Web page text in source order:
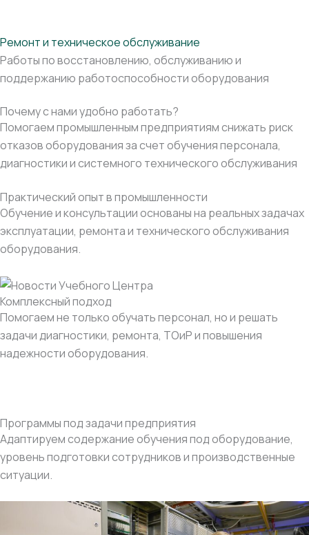
Ремонт и техническое обслуживание
Работы по восстановлению, обслуживанию и
поддержанию работоспособности оборудования
Почему с нами удобно работать?
Помогаем промышленным предприятиям снижать риск
отказов оборудования за счет обучения персонала,
диагностики и системного технического обслуживания
Практический опыт в промышленности
Обучение и консультации основаны на реальных задачах
эксплуатации, ремонта и технического обслуживания
оборудования.
Комплексный подход
Помогаем не только обучать персонал, но и решать
задачи диагностики, ремонта, ТОиР и повышения
надежности оборудования.
Программы под задачи предприятия
Адаптируем содержание обучения под оборудование,
уровень подготовки сотрудников и производственные
ситуации.